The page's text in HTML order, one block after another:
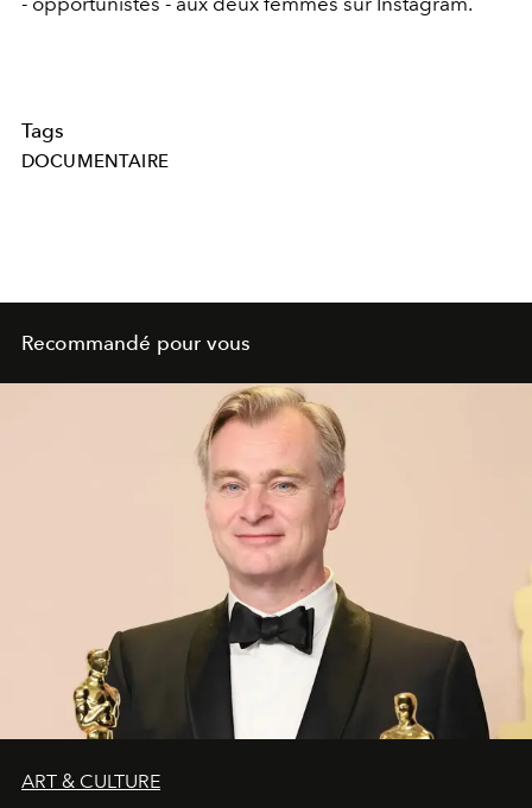
Tags
DOCUMENTAIRE
Recommandé pour vous
ART & CULTURE